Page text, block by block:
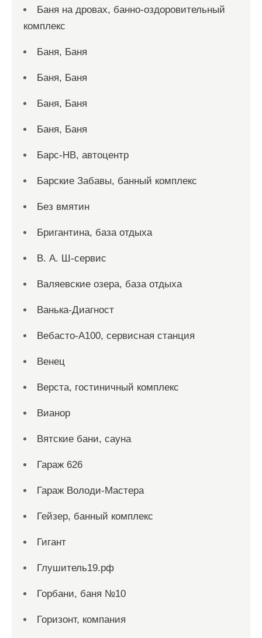
Баня на дровах, банно-оздоровительный
комплекс
Баня, Баня
Баня, Баня
Баня, Баня
Баня, Баня
Барс-НВ, автоцентр
Барские Забавы, банный комплекс
Без вмятин
Бригантина, база отдыха
В. А. Ш-сервис
Валяевские озера, база отдыха
Ванька-Диагност
Вебасто-А100, сервисная станция
Венец
Верста, гостиничный комплекс
Вианор
Вятские бани, сауна
Гараж 626
Гараж Володи-Мастера
Гейзер, банный комплекс
Гигант
Глушитель19.рф
Горбани, баня №10
Горизонт, компания